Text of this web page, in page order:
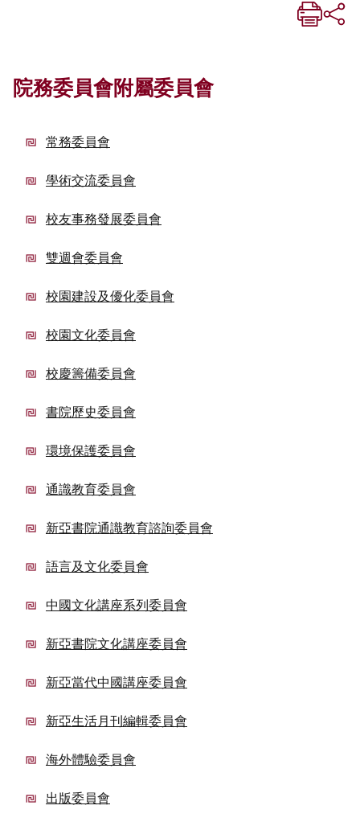
院務委員會附屬委員會
常務委員會
學術交流委員會
校友事務發展委員會
雙週會委員會
校園建設及優化委員會
校園文化委員會
校慶籌備委員會
書院歷史委員會
環境保護委員會
通識教育委員會
新亞書院通識教育諮詢委員會
語言及文化委員會
中國文化講座系列委員會
新亞書院文化講座委員會
新亞當代中國講座委員會
新亞生活月刊編輯委員會
海外體驗委員會
出版委員會